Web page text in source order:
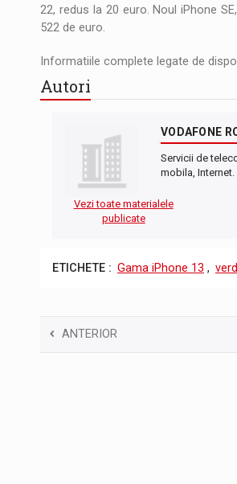
22, redus la 20 euro. Noul iPhone
522 de euro.
Informatiile complete legate de
Autori
VODAFONE
Servicii de
mobila, Internet.
Vezi toate materialele
publicate
ETICHETE : Gama iPhone 13 ,
ANTERIOR